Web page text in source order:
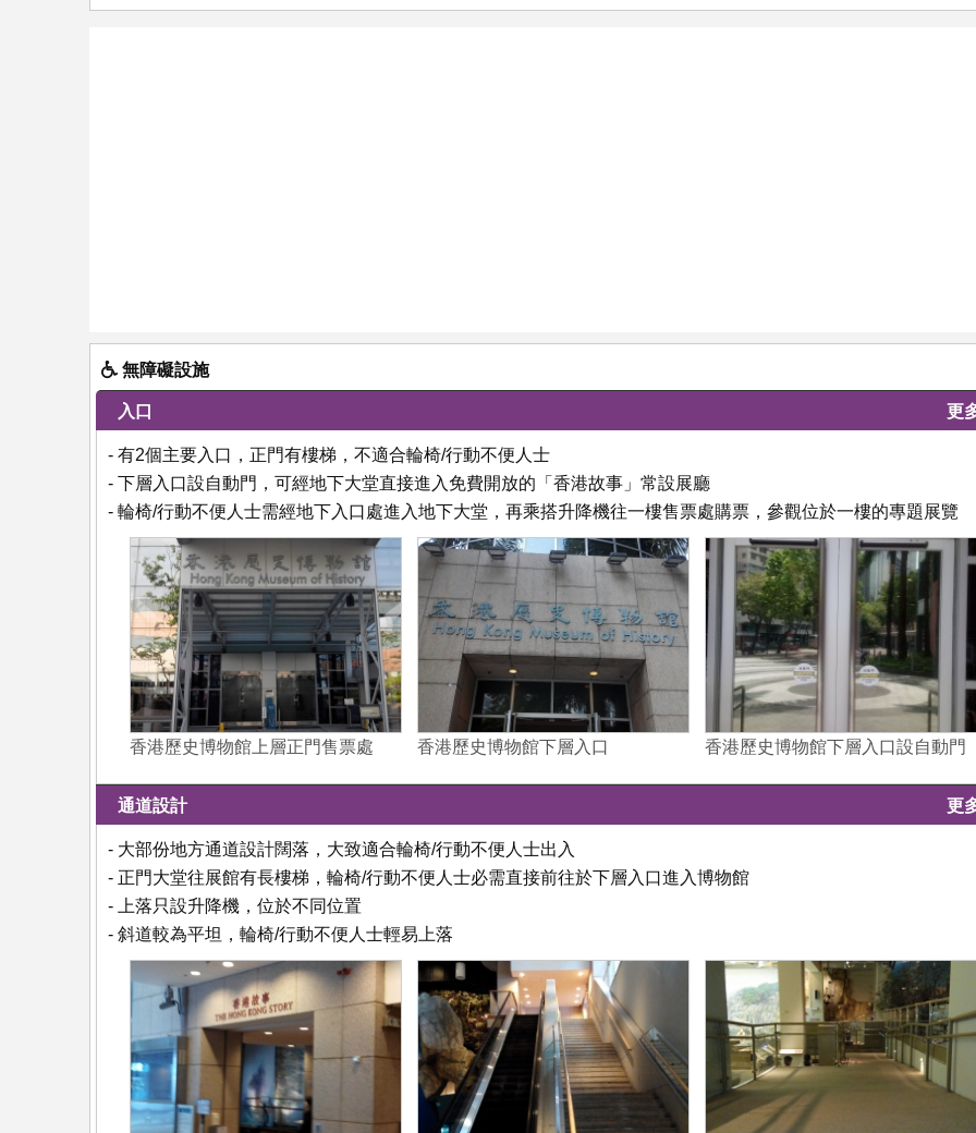
無障礙設施
入口 更
- 有2個主要入口，正門有樓梯，不適合輪椅/行動不便人士
- 下層入口設自動門，可經地下大堂直接進入免費開放的「香港故事」常設展廳
- 輪椅/行動不便人士需經地下入口處進入地下大堂，再乘搭升降機往一樓售票處購票，參觀位於一樓的專題展覽
香港歷史博物館上層正門售票處 香港歷史博物館下層入口 香港歷史博物館下層入口設自動門
通道設計 更
- 大部份地方通道設計闊落，大致適合輪椅/行動不便人士出入
- 正門大堂往展館有長樓梯，輪椅/行動不便人士必需直接前往於下層入口進入博物館
- 上落只設升降機，位於不同位置
- 斜道較為平坦，輪椅/行動不便人士輕易上落